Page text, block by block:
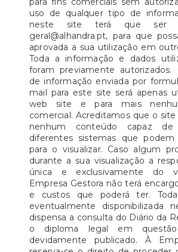
uso de qualquer tipo de
neste site terá que ser
geral@alhandra.pt, para que
aprovada a sua utilização em
Toda a informação e dados
foram previamente autorizados.
de informação enviada por
mail para este site será apenas
web site e para mais
comercial. Acreditamos que o
nenhum conteúdo capaz
diferentes sistemas que podem
para o visualizar. Caso algum
durante a sua visualização a
única e exclusivamente do
Empresa Gestora não terá
e custos que poderá ter.
eventualmente disponibilizada
dispensa a consulta do Diário da
o diploma legal em
devidamente publicado. À